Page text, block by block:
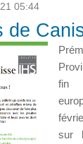
05:44
de
fin
sur